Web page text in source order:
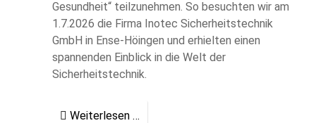
Gesundheit“ teilzunehmen. So besuchten wir am
1.7.2026 die Firma Inotec Sicherheitstechnik
GmbH in Ense-Höingen und erhielten einen
spannenden Einblick in die Welt der
Sicherheitstechnik.
Weiterlesen …